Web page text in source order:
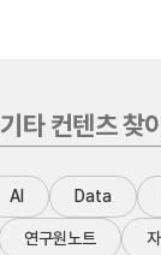
기타 컨텐츠 찾
AI Data
연구원노트